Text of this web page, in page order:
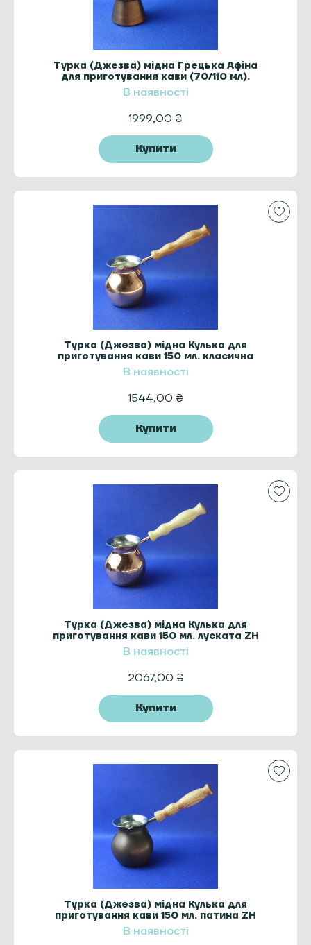
Турка (Джезва) мідна Грецька Афіна
для приготування кави (70/110 мл).
патина ZH ручка латунь
В наявності
1999,00 ₴
Купити
Турка (Джезва) мідна Кулька для
приготування кави 150 мл. класична
ZH
В наявності
1544,00 ₴
Купити
Турка (Джезва) мідна Кулька для
приготування кави 150 мл. луската ZH
В наявності
2067,00 ₴
Купити
Турка (Джезва) мідна Кулька для
приготування кави 150 мл. патина ZH
В наявності